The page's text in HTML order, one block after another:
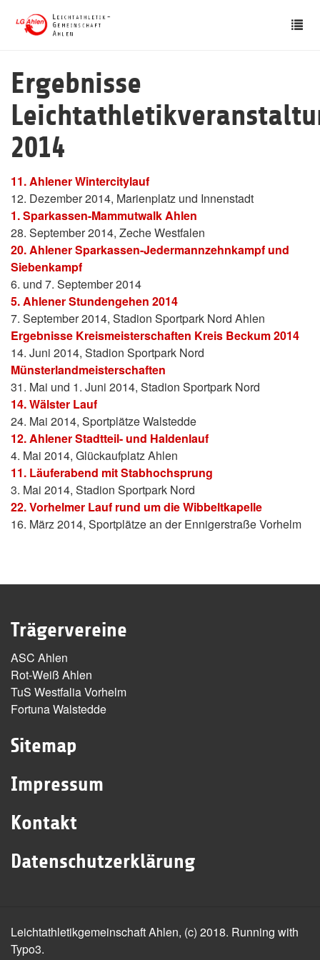
Ergebnisse
2014
11. Ahlener Wintercitylauf
12. Dezember 2014, Marienplatz und Innenstadt
1. Sparkassen-Mammutwalk Ahlen
28. September 2014, Zeche Westfalen
20. Ahlener Sparkassen-Jedermannzehnkampf und
Siebenkampf
6. und 7. September 2014
5. Ahlener Stundengehen 2014
7. September 2014, Stadion Sportpark Nord Ahlen
Ergebnisse Kreismeisterschaften Kreis Beckum 2014
14. Juni 2014, Stadion Sportpark Nord
Münsterlandmeisterschaften
31. Mai und 1. Juni 2014, Stadion Sportpark Nord
14. Wälster Lauf
24. Mai 2014, Sportplätze Walstedde
12. Ahlener Stadtteil- und Haldenlauf
4. Mai 2014, Glückaufplatz Ahlen
11. Läuferabend mit Stabhochsprung
3. Mai 2014, Stadion Sportpark Nord
22. Vorhelmer Lauf rund um die Wibbeltkapelle
16. März 2014, Sportplätze an der Ennigerstraße Vorhelm
Trägervereine
ASC Ahlen
Rot-Weiß Ahlen
TuS Westfalia Vorhelm
Fortuna Walstedde
Sitemap
Impressum
Kontakt
Datenschutzerklärung
Leichtathletikgemeinschaft Ahlen, (c) 2018. Running with
Typo3.